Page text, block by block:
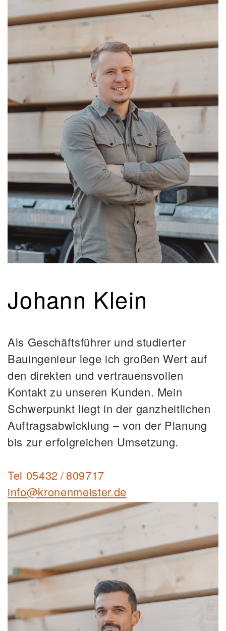
Johann Klein
Als Geschäftsführer und studierter
Bauingenieur lege ich großen Wert auf
den direkten und vertrauensvollen
Kontakt zu unseren Kunden. Mein
Schwerpunkt liegt in der ganzheitlichen
Auftragsabwicklung – von der Planung
bis zur erfolgreichen Umsetzung.
Tel 05432 / 809717
info@kronenmeister.de